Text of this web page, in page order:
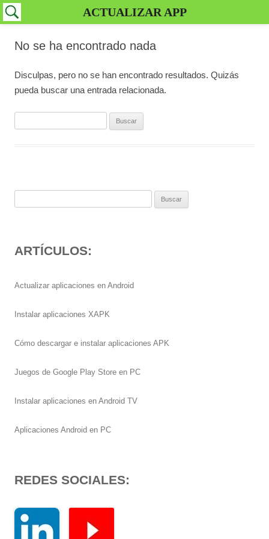
No se ha encontrado nada
Disculpas, pero no se han encontrado resultados. Quizás
pueda buscar una entrada relacionada.
ARTÍCULOS:
Actualizar aplicaciones en Android
Instalar aplicaciones XAPK
Cómo descargar e instalar aplicaciones APK
Juegos de Google Play Store en PC
Instalar aplicaciones en Android TV
Aplicaciones Android en PC
REDES SOCIALES:
ACTUALIZAR APP